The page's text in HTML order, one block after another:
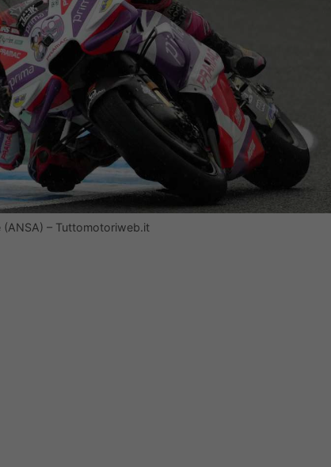
– Tuttomotoriweb.it